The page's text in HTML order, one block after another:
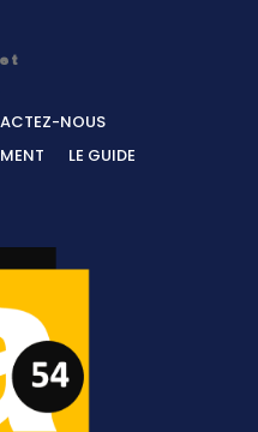
NOUS
LE GUIDE